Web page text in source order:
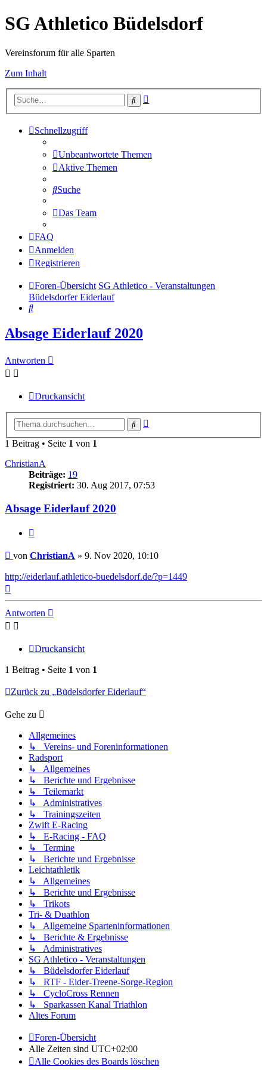
SG Athletico Büdelsdorf
Vereinsforum für alle Sparten
Zum Inhalt
Suche
Schnellzugriff
Unbeantwortete Themen
Aktive Themen
Suche
Das Team
FAQ
Anmelden
Registrieren
Foren-Übersicht SG Athletico - Veranstaltungen
Büdelsdorfer Eiderlauf
Suche
Absage Eiderlauf 2020
Antworten
Druckansicht
Suche
1 Beitrag • Seite 1 von 1
ChristianA
Beiträge: 19
Registriert: 30. Aug 2017, 07:53
Absage Eiderlauf 2020
Beitrag
von ChristianA » 9. Nov 2020, 10:10
http://eiderlauf.athletico-buedelsdorf.de/?p=1449
Antworten
Druckansicht
1 Beitrag • Seite 1 von 1
Zurück zu „Büdelsdorfer Eiderlauf“
Gehe zu
Allgemeines
↳ Vereins- und Foreninformationen
Radsport
↳ Allgemeines
↳ Berichte und Ergebnisse
↳ Teilemarkt
↳ Administratives
↳ Trainingszeiten
Zwift E-Racing
↳ E-Racing - FAQ
↳ Termine
↳ Berichte und Ergebnisse
Leichtathletik
↳ Allgemeines
↳ Berichte und Ergebnisse
↳ Trikots
Tri- & Duathlon
↳ Allgemeine Sparteninformationen
↳ Berichte & Ergebnisse
↳ Administratives
SG Athletico - Veranstaltungen
↳ Büdelsdorfer Eiderlauf
↳ RTF - Eider-Treene-Sorge-Region
↳ CycloCross Rennen
↳ Sparkassen Kanal Triathlon
Altes Forum
Foren-Übersicht
Alle Zeiten sind UTC+02:00
Alle Cookies des Boards löschen